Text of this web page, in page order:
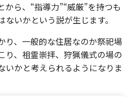
から、“指導力”“威厳”を持つも
いかという説が生じます。
り、一般的な住居なのか祭祀場
り、祖霊崇拝、狩猟儀式の場の
いかと考えられるようになりま